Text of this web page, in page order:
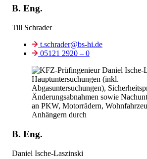
B. Eng.
Till Schrader
t.schrader@bs-hi.de
05121 2920 – 0
B. Eng.
Daniel Ische-Laszinski